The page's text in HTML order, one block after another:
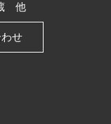
他
せ